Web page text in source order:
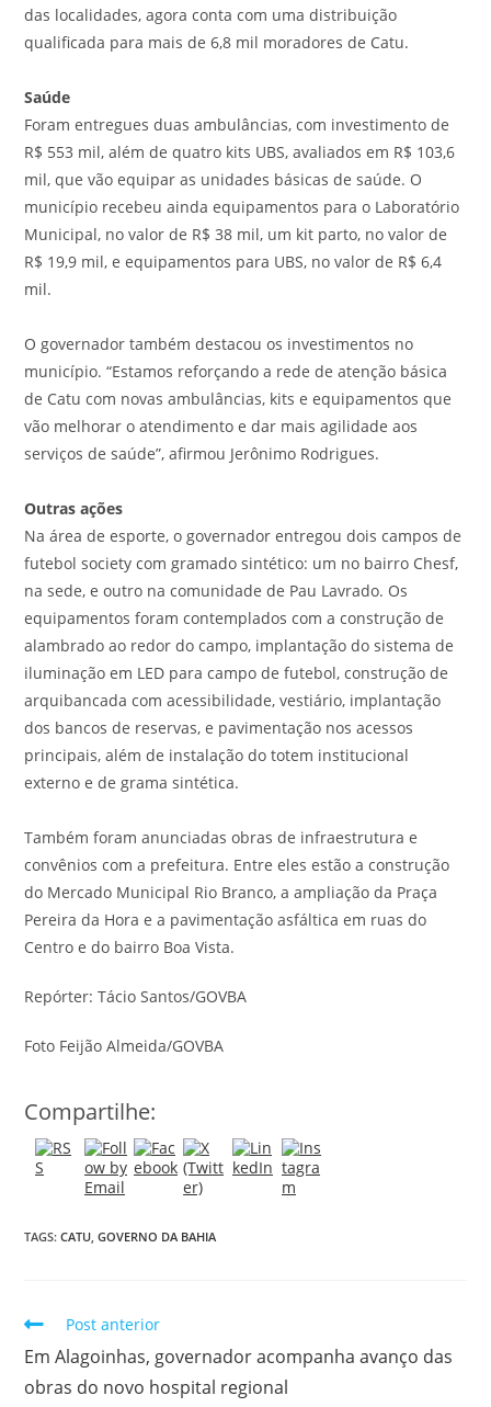
das localidades, agora conta com uma distribuição
qualificada para mais de 6,8 mil moradores de Catu.
Saúde
Foram entregues duas ambulâncias, com investimento de
R$ 553 mil, além de quatro kits UBS, avaliados em R$ 103,6
mil, que vão equipar as unidades básicas de saúde. O
município recebeu ainda equipamentos para o Laboratório
Municipal, no valor de R$ 38 mil, um kit parto, no valor de
R$ 19,9 mil, e equipamentos para UBS, no valor de R$ 6,4
mil.
O governador também destacou os investimentos no
município. “Estamos reforçando a rede de atenção básica
de Catu com novas ambulâncias, kits e equipamentos que
vão melhorar o atendimento e dar mais agilidade aos
serviços de saúde”, afirmou Jerônimo Rodrigues.
Outras ações
Na área de esporte, o governador entregou dois campos de
futebol society com gramado sintético: um no bairro Chesf,
na sede, e outro na comunidade de Pau Lavrado. Os
equipamentos foram contemplados com a construção de
alambrado ao redor do campo, implantação do sistema de
iluminação em LED para campo de futebol, construção de
arquibancada com acessibilidade, vestiário, implantação
dos bancos de reservas, e pavimentação nos acessos
principais, além de instalação do totem institucional
externo e de grama sintética.
Também foram anunciadas obras de infraestrutura e
convênios com a prefeitura. Entre eles estão a construção
do Mercado Municipal Rio Branco, a ampliação da Praça
Pereira da Hora e a pavimentação asfáltica em ruas do
Centro e do bairro Boa Vista.
Repórter: Tácio Santos/GOVBA
Foto Feijão Almeida/GOVBA
Compartilhe:
TAGS:CATU, GOVERNO DA BAHIA
Post anterior
Em Alagoinhas, governador acompanha avanço das
obras do novo hospital regional